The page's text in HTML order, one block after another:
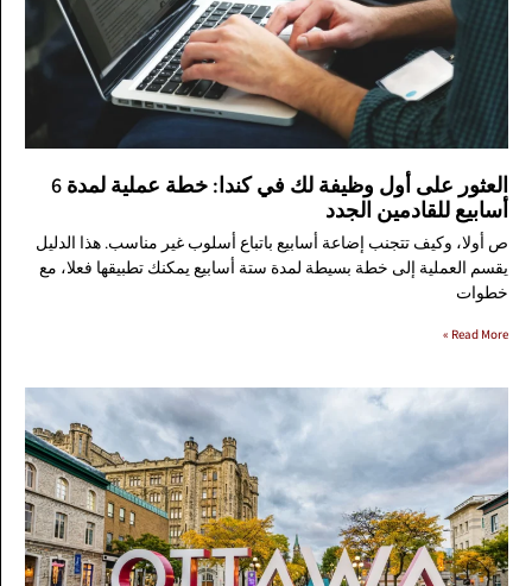
العثور على أول وظيفة لك في كندا: خطة عملية لمدة 6
أسابيع للقادمين الجدد
ص أولا، وكيف تتجنب إضاعة أسابيع باتباع أسلوب غير مناسب. هذا الدليل
يقسم العملية إلى خطة بسيطة لمدة ستة أسابيع يمكنك تطبيقها فعلا، مع
خطوات
Read More »